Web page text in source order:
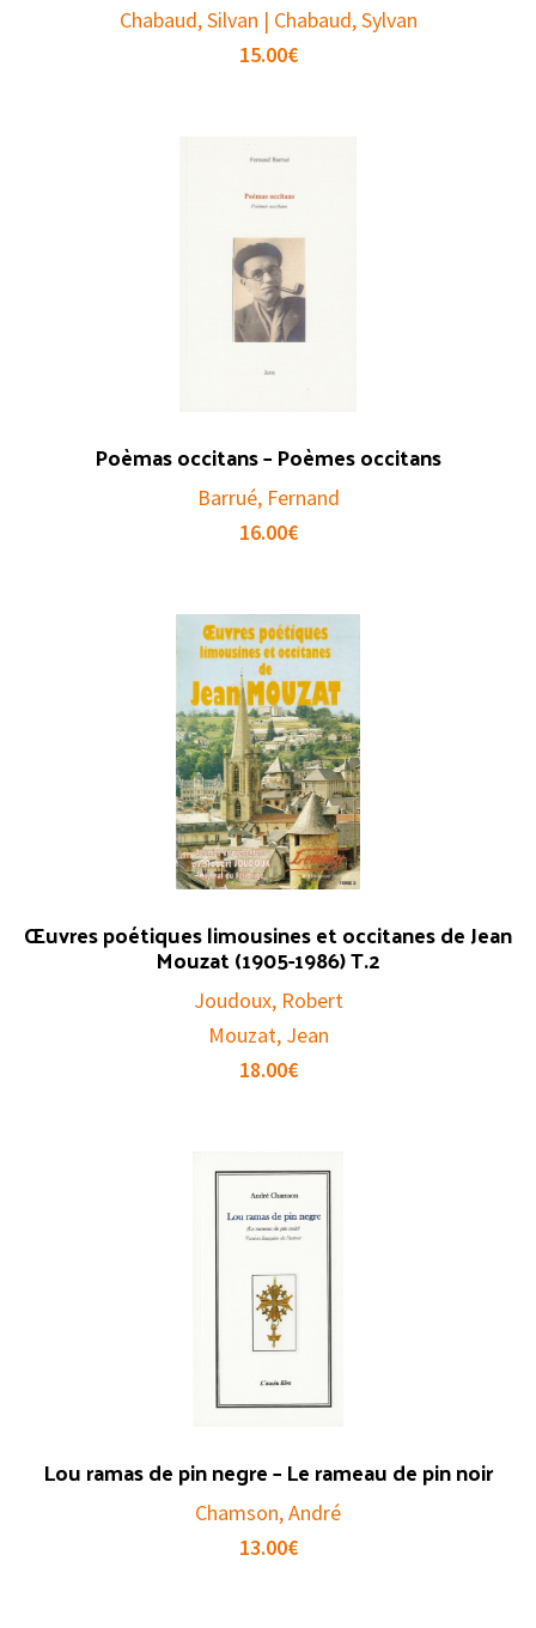
Chabaud, Silvan | Chabaud, Sylvan
15.00€
Poèmas occitans – Poèmes occitans
Barrué, Fernand
16.00€
Œuvres poétiques limousines et occitanes de Jean
Mouzat (1905-1986) T.2
Joudoux, Robert
Mouzat, Jean
18.00€
Lou ramas de pin negre – Le rameau de pin noir
Chamson, André
13.00€